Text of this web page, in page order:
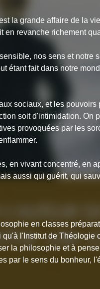
la grande affaire de la
en revanche richement
nos sens et notre
étant fait dans notre
sociaux, et les
soit d'intimidation. On
provoquées par les
en vivant concentré, en
aussi qui guérit, qui
en classes
l'Institut de Théologie
la philosophie et à
par le sens du bonheur,